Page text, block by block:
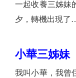
一起收養三姊妹
夕，轉機出現了
小華三姊妹
我叫小華，我曾